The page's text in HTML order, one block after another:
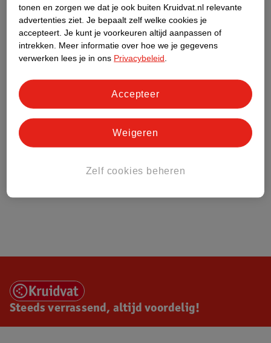
Klantenservice
Over Kruidvat
Steeds verrassend, altijd voordelig!
tonen en zorgen we dat je ook buiten Kruidvat.nl relevante
advertenties ziet. Je bepaalt zelf welke cookies je
accepteert. Je kunt je voorkeuren altijd aanpassen of
intrekken.
Meer informatie over hoe we je gegevens
verwerken lees je in ons Privacybeleid
Zelf cookies beheren
Weigeren
Accepteer